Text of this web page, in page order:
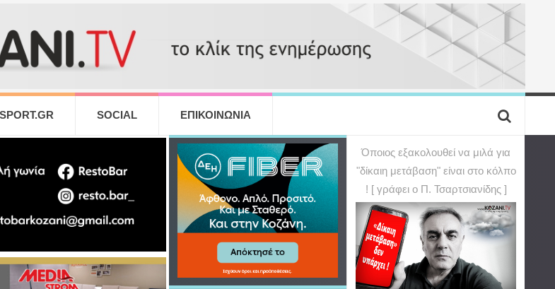
SOCIAL ΕΠΙΚΟΙΝΩΝΙΑ
Όποιος εξακολουθεί να μιλά για
"δίκαιη μετάβαση" είναι στο κόλπο
! [ γράφει ο Π. Τσαρτσιανίδης ]